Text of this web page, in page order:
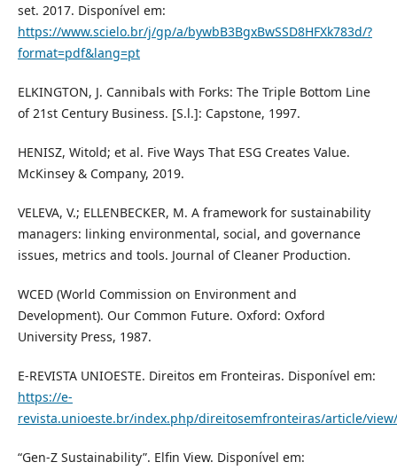
set. 2017. Disponível em:
https://www.scielo.br/j/gp/a/bywbB3BgxBwSSD8HFXk783d/?
format=pdf&lang=pt
ELKINGTON, J. Cannibals with Forks: The Triple Bottom Line
of 21st Century Business. [S.l.]: Capstone, 1997.
HENISZ, Witold; et al. Five Ways That ESG Creates Value.
McKinsey & Company, 2019.
VELEVA, V.; ELLENBECKER, M. A framework for sustainability
managers: linking environmental, social, and governance
issues, metrics and tools. Journal of Cleaner Production.
WCED (World Commission on Environment and
Development). Our Common Future. Oxford: Oxford
University Press, 1987.
E-REVIS­TA UNIOESTE. Direitos em Fronteiras. Disponível em:
https://e-
revista.unioeste.br/index.php/direitosemfronteiras/article/
“Gen-Z Sustainability”. Elfin View. Disponível em: